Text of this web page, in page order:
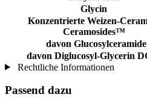
Glycin
Konzentrierte Weizen-
Ceramosides™
davon Glucosylceramide
davon Diglucosyl-Glycerin
Rechtliche Informationen
Passend dazu